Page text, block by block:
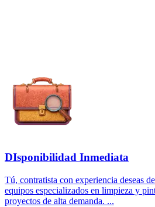
DIsponibilidad Inmediata
Tú, contratista con experiencia deseas
equipos especializados en limpieza y
proyectos de alta demanda. ...